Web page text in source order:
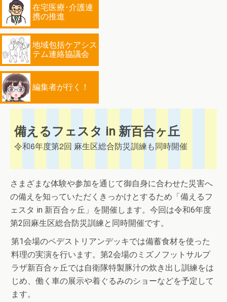
在宅医療･介護連
携の推進
地域包括ケアシス
テム連絡協議会
編集者が行く！
備えるフェスタ in 新百合ヶ丘
令和6年度第2回 麻生区総合防災訓練も同時開催
さまざまな体験や参加を通じて御自身に合わせた災害へ
の備えを知っていただくきっかけとするため「備えるフ
ェスタ in 新百合ヶ丘」を開催します。今回は令和6年度
第2回麻生区総合防災訓練と同時開催です。
第1会場のペデストリアンデッキでは備蓄食材を使った
料理の実演を行います。第2会場のミズノフットサルプ
ラザ新百合ヶ丘では自衛隊特製豚汁の炊き出し訓練をは
じめ、働く車の展示や着ぐるみのショーなどを予定して
ます。